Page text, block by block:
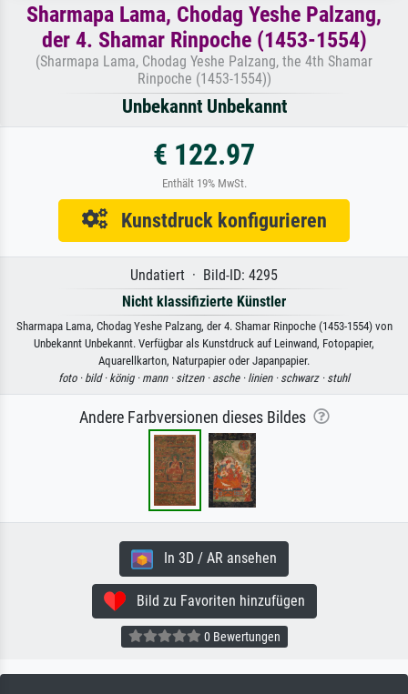
Sharmapa Lama, Chodag Yeshe Palzang,
der 4. Shamar Rinpoche (1453-1554)
(Sharmapa Lama, Chodag Yeshe Palzang, the 4th Shamar
Rinpoche (1453-1554))
Unbekannt Unbekannt
€ 122.97
Enthält 19% MwSt.
Kunstdruck konfigurieren
Undatiert · Bild-ID: 4295
Nicht klassifizierte Künstler
Sharmapa Lama, Chodag Yeshe Palzang, der 4. Shamar Rinpoche (1453-1554) von
Unbekannt Unbekannt. Verfügbar als Kunstdruck auf Leinwand, Fotopapier,
Aquarellkarton, Naturpapier oder Japanpapier.
foto · bild · könig · mann · sitzen · asche · linien · schwarz · stuhl
Andere Farbversionen dieses Bildes
In 3D / AR ansehen
Bild zu Favoriten hinzufügen
0 Bewertungen